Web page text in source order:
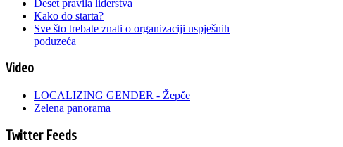
Deset pravila liderstva
Kako do starta?
Sve što trebate znati o organizaciji uspješnih
poduzeća
Video
LOCALIZING GENDER - Žepče
Zelena panorama
Twitter Feeds